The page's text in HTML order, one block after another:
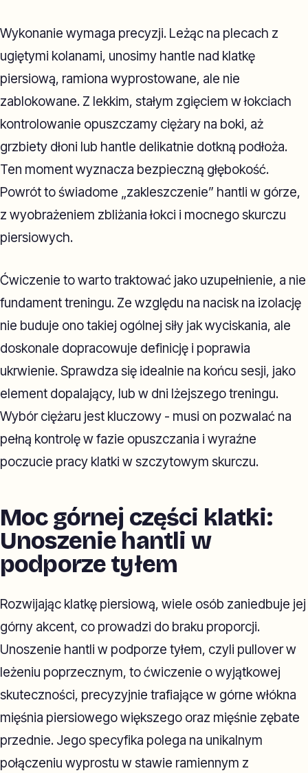
Wykonanie wymaga precyzji. Leżąc na plecach z
ugiętymi kolanami, unosimy hantle nad klatkę
piersiową, ramiona wyprostowane, ale nie
zablokowane. Z lekkim, stałym zgięciem w łokciach
kontrolowanie opuszczamy ciężary na boki, aż
grzbiety dłoni lub hantle delikatnie dotkną podłoża.
Ten moment wyznacza bezpieczną głębokość.
Powrót to świadome „zakleszczenie” hantli w górze,
z wyobrażeniem zbliżania łokci i mocnego skurczu
piersiowych.
Ćwiczenie to warto traktować jako uzupełnienie, a nie
fundament treningu. Ze względu na nacisk na izolację
nie buduje ono takiej ogólnej siły jak wyciskania, ale
doskonale dopracowuje definicję i poprawia
ukrwienie. Sprawdza się idealnie na końcu sesji, jako
element dopalający, lub w dni lżejszego treningu.
Wybór ciężaru jest kluczowy - musi on pozwalać na
pełną kontrolę w fazie opuszczania i wyraźne
poczucie pracy klatki w szczytowym skurczu.
Moc górnej części klatki:
Unoszenie hantli w
podporze tyłem
Rozwijając klatkę piersiową, wiele osób zaniedbuje jej
górny akcent, co prowadzi do braku proporcji.
Unoszenie hantli w podporze tyłem, czyli pullover w
leżeniu poprzecznym, to ćwiczenie o wyjątkowej
skuteczności, precyzyjnie trafiające w górne włókna
mięśnia piersiowego większego oraz mięśnie zębate
przednie. Jego specyfika polega na unikalnym
połączeniu wyprostu w stawie ramiennym z